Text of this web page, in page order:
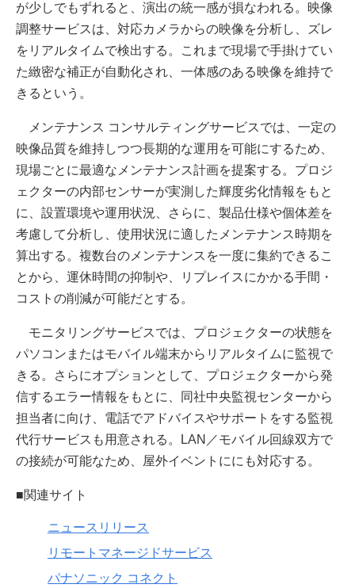
が少しでもずれると、演出の統一感が損なわれる。映像
調整サービスは、対応カメラからの映像を分析し、ズレ
をリアルタイムで検出する。これまで現場で手掛けてい
た緻密な補正が自動化され、一体感のある映像を維持で
きるという。
メンテナンス コンサルティングサービスでは、一定の
映像品質を維持しつつ長期的な運用を可能にするため、
現場ごとに最適なメンテナンス計画を提案する。プロジ
ェクターの内部センサーが実測した輝度劣化情報をもと
に、設置環境や運用状況、さらに、製品仕様や個体差を
考慮して分析し、使用状況に適したメンテナンス時期を
算出する。複数台のメンテナンスを一度に集約できるこ
とから、運休時間の抑制や、リプレイスにかかる手間・
コストの削減が可能だとする。
モニタリングサービスでは、プロジェクターの状態を
パソコンまたはモバイル端末からリアルタイムに監視で
きる。さらにオプションとして、プロジェクターから発
信するエラー情報をもとに、同社中央監視センターから
担当者に向け、電話でアドバイスやサポートをする監視
代行サービスも用意される。LAN／モバイル回線双方で
の接続が可能なため、屋外イベントににも対応する。
■関連サイト
ニュースリリース
リモートマネージドサービス
パナソニック コネクト